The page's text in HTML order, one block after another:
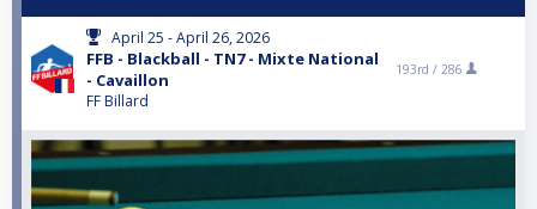
April 25 - April 26, 2026
FFB - Blackball - TN7 - Mixte National
- Cavaillon
FF Billard
193rd / 286